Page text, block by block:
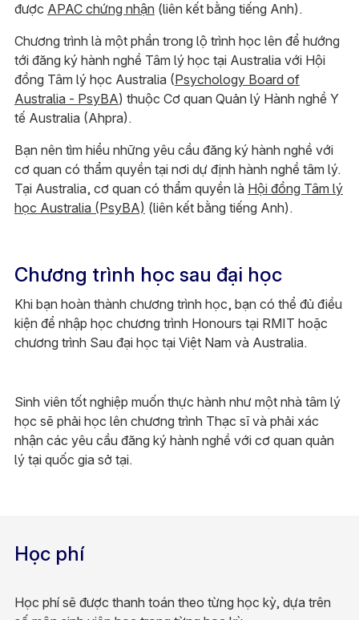
được APAC chứng nhận (liên kết bằng tiếng Anh).
Chương trình là một phần trong lộ trình học lên để hướng
tới đăng ký hành nghề Tâm lý học tại Australia với Hội
đồng Tâm lý học Australia (Psychology Board of
Australia - PsyBA) thuộc Cơ quan Quản lý Hành nghề Y
tế Australia (Ahpra).
Bạn nên tìm hiểu những yêu cầu đăng ký hành nghề với
cơ quan có thẩm quyền tại nơi dự định hành nghề tâm lý.
Tại Australia, cơ quan có thẩm quyền là Hội đồng Tâm lý
học Australia (PsyBA) (liên kết bằng tiếng Anh).
Chương trình học sau đại học
Khi bạn hoàn thành chương trình học, bạn có thể đủ điều
kiện để nhập học chương trình Honours tại RMIT hoặc
chương trình Sau đại học tại Việt Nam và Australia.
Sinh viên tốt nghiệp muốn thực hành như một nhà tâm lý
học sẽ phải học lên chương trình Thạc sĩ và phải xác
nhận các yêu cầu đăng ký hành nghề với cơ quan quản
lý tại quốc gia sở tại.
Học phí
Học phí sẽ được thanh toán theo từng học kỳ, dựa trên